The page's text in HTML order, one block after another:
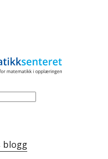
blogg